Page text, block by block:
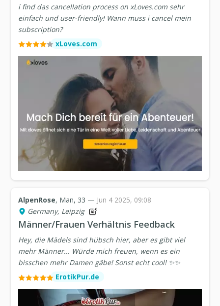
i find das cancellation process on xLoves.com sehr
einfach und user-friendly! Wann muss i cancel mein
subscription?
xLoves.com
AlpenRose, Man, 33 — Jun 4 2025, 09:08
Germany, Leipzig
Männer/Frauen Verhältnis Feedback
Hey, die Mädels sind hübsch hier, aber es gibt viel
mehr Männer... Würde mich freuen, wenn es ein
bisschen mehr Damen gäbe! Sonst echt cool! ✨✨
ErotikPur.de